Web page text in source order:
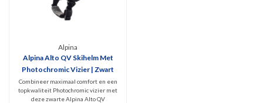
Alpina
Alpina Alto QV Skihelm Met
Photochromic Vizier | Zwart
Combineer maximaal comfort en een
topkwaliteit Photochromic vizier met
deze zwarte Alpina Alto QV